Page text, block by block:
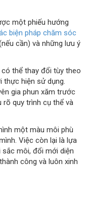
một phiếu hướng
biện pháp chăm sóc
cần) và những lưu ý
thể thay đổi tùy theo
hiện sử dụng.
gia phun xăm trước
rõ quy trình cụ thể và
một màu môi phù
Việc còn lại là lựa
môi, đổi mới diện
công và luôn xinh